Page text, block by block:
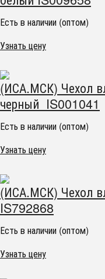
Есть в наличии (оптом)
Узнать цену
(ИСА.МСК) Чехол
черный IS001041
Есть в наличии (оптом)
Узнать цену
(ИСА.МСК) Чехол
IS792868
Есть в наличии (оптом)
Узнать цену